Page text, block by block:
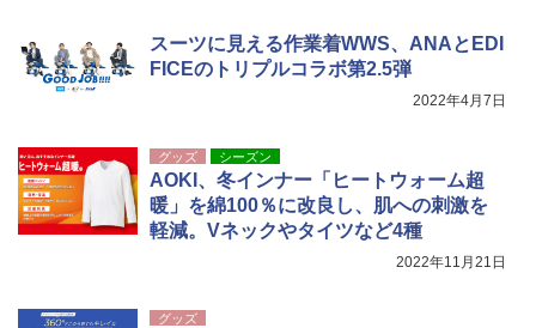
￥3,680
スーツに見える作業着WWS、ANAとEDI
FICEのトリプルコラボ第2.5弾
2022年4月7日
グッズ シーズン
AOKI、冬インナー「ヒートウォーム超
暖」を綿100％に改良し、肌への刺激を
軽減。Vネックやタイツなど4種
2022年11月21日
グッズ